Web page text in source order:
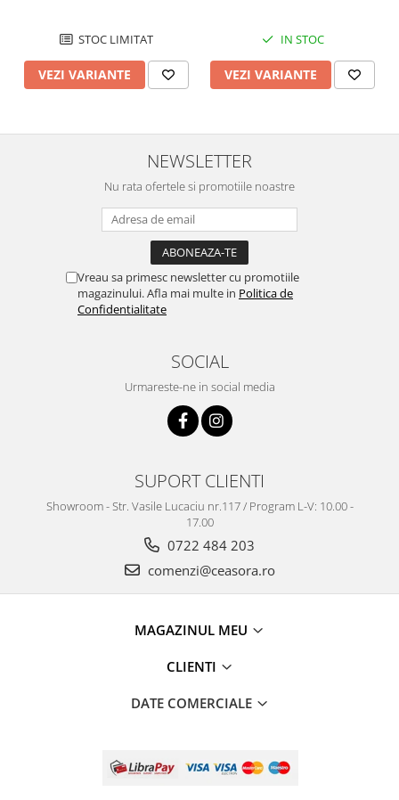
STOC LIMITAT
VEZI VARIANTE
IN STOC
VEZI VARIANTE
NEWSLETTER
Nu rata ofertele si promotiile noastre
Vreau sa primesc newsletter cu promotiile
magazinului. Afla mai multe in Politica de
Confidentialitate
SOCIAL
Urmareste-ne in social media
SUPORT CLIENTI
Showroom - Str. Vasile Lucaciu nr.117 / Program L-V: 10.00 -
17.00
0722 484 203
comenzi@ceasora.ro
MAGAZINUL MEU
CLIENTI
DATE COMERCIALE